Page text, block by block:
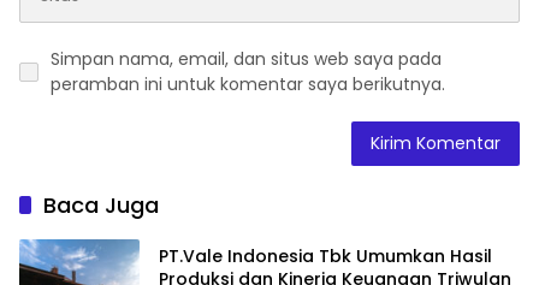
Simpan nama, email, dan situs web saya pada
peramban ini untuk komentar saya berikutnya.
Baca Juga
PT.Vale Indonesia Tbk Umumkan Hasil
Produksi dan Kinerja Keuangan Triwulan